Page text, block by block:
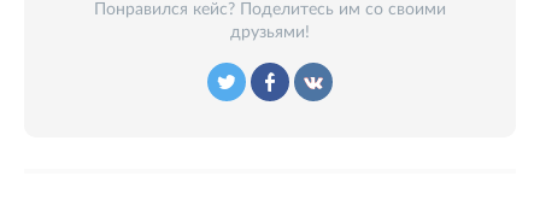
Понравился кейс? Поделитесь им со своими
друзьями!